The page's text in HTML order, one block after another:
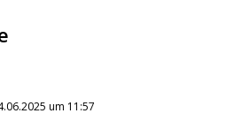
um 11:57